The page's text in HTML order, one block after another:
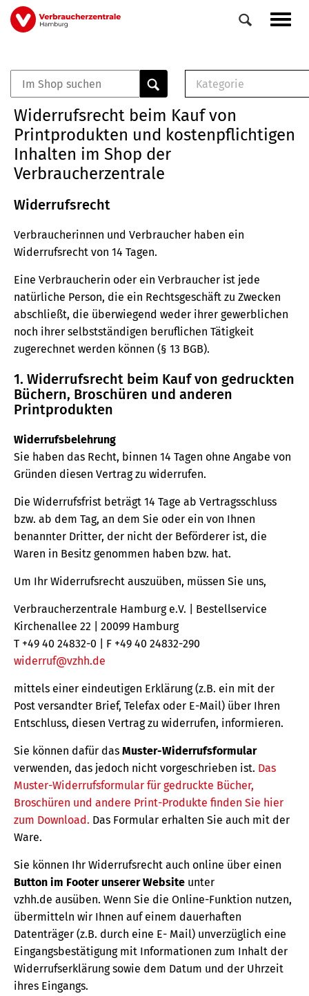
Direkt
zum
Veranstaltungen
0
Elemente
Kategorie
Musterbrief (RTF)
E-Broschüre
Widerrufsrecht beim Kauf von
Printprodukten und kostenpflichtigen
Inhalten im Shop der
Verbraucherzentrale
Widerrufsrecht
Verbraucherinnen und Verbraucher haben ein
Widerrufsrecht von 14 Tagen.
Eine Verbraucherin oder ein Verbraucher ist jede
natürliche Person, die ein Rechtsgeschäft zu Zwecken
abschließt, die überwiegend weder ihrer gewerblichen
noch ihrer selbstständigen beruflichen Tätigkeit
zugerechnet werden können (§ 13 BGB).
1. Widerrufsrecht beim Kauf von gedruckten
Büchern, Broschüren und anderen
Printprodukten
Widerrufsbelehrung
Sie haben das Recht, binnen 14 Tagen ohne Angabe von
Gründen diesen Vertrag zu widerrufen.
Die Widerrufsfrist beträgt 14 Tage ab Vertragsschluss
bzw. ab dem Tag, an dem Sie oder ein von Ihnen
benannter Dritter, der nicht der Beförderer ist, die
Waren in Besitz genommen haben bzw. hat.
Um Ihr Widerrufsrecht auszuüben, müssen Sie uns,
Verbraucherzentrale Hamburg e.V. | Bestellservice
Kirchenallee 22 | 20099 Hamburg
T +49 40 24832-0 | F +49 40 24832-290
widerruf@vzhh.de
mittels einer eindeutigen Erklärung (z.B. ein mit der
Post versandter Brief, Telefax oder E-Mail) über Ihren
Entschluss, diesen Vertrag zu widerrufen, informieren.
Sie können dafür das Muster-Widerrufsformular
verwenden, das jedoch nicht vorgeschrieben ist. Das
Muster-Widerrufsformular für gedruckte Bücher,
Broschüren und andere Print-Produkte finden Sie hier
zum Download. Das Formular erhalten Sie auch mit der
Ware.
Sie können Ihr Widerrufsrecht auch online über einen
Button im Footer unserer Website unter
vzhh.de ausüben. Wenn Sie die Online-Funktion nutzen,
übermitteln wir Ihnen auf einem dauerhaften
Datenträger (z.B. durch eine E- Mail) unverzüglich eine
Eingangsbestätigung mit Informationen zum Inhalt der
Widerrufserklärung sowie dem Datum und der Uhrzeit
ihres Eingangs.